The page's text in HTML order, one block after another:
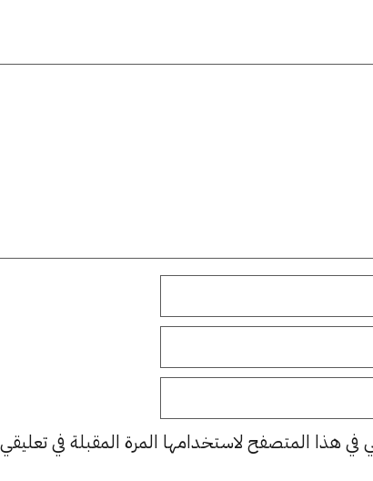
في هذا المتصفح لاستخدامها المرة المقبلة في